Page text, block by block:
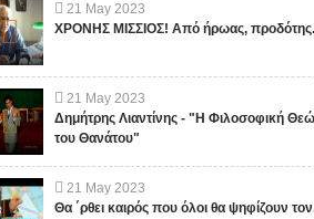
21 May 2023
ΧΡΟΝΗΣ ΜΙΣΣΙΟΣ! Από ήρωας,
21 May 2023
Δημήτρης Λιαντίνης - "Η Φιλοσοφική
του Θανάτου"
21 May 2023
Θα ΄ρθει καιρός που όλοι θα ψηφίζουν